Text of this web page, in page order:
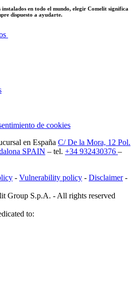
instalados en todo el mundo, elegir Comelit significa
dispuesto a ayudarte.
de cookies
en España C/ De la Mora, 12 Pol.
SPAIN – tel. +34 932430376 –
- Vulnerability policy - Disclaimer-
Group S.p.A. - All rights reserved
to: